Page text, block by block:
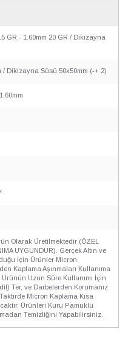
GR - 1.60mm 20 GR / Dikizayna
/ Dikizayna Süsü 50x50mm (-+ 2)
Olarak Üretilmektedir (ÖZEL
UYGUNDUR). Gerçek Altın ve
İçin Ürünler Micron
Kaplama Aşınmaları Kullanıma
Ürünün Uzun Süre Kullanımı İçin
Ter, ve Darbelerden Korumanız
Micron Kaplama Kısa
Ürünleri Kuru Pamuklu
Temizliğini Yapabilirsiniz.